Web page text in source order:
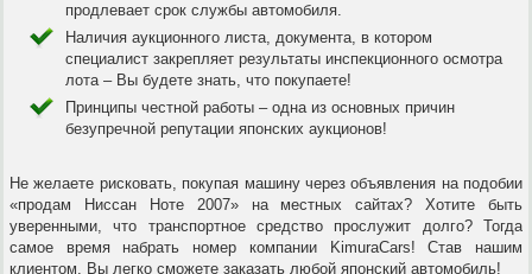
продлевает срок службы автомобиля.
Наличия аукционного листа, документа, в котором
специалист закрепляет результаты инспекционного осмотра
лота – Вы будете знать, что покупаете!
Принципы честной работы – одна из основных причин
безупречной репутации японских аукционов!
Не желаете рисковать, покупая машину через объявления на подобии
«продам Ниссан Ноте 2007» на местных сайтах? Хотите быть
уверенными, что транспортное средство прослужит долго? Тогда
самое время набрать номер компании KimuraCars! Став нашим
клиентом, Вы легко сможете заказать любой японский автомобиль!